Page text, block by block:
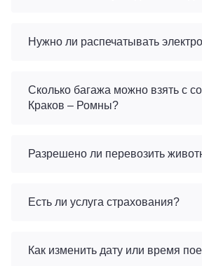
Нужно ли распечатывать
Сколько багажа можно взять с
Краков – Ромны?
Разрешено ли перевозить
Есть ли услуга страхования?
Как изменить дату или время